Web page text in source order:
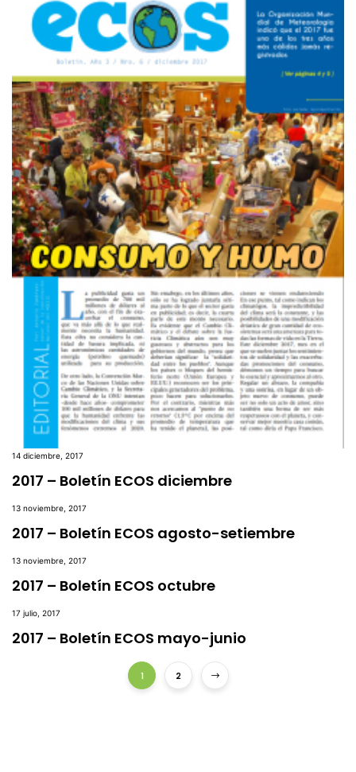
14 diciembre, 2017
2017 – Boletín ECOS diciembre
13 noviembre, 2017
2017 – Boletín ECOS agosto-setiembre
13 noviembre, 2017
2017 – Boletín ECOS octubre
17 julio, 2017
2017 – Boletín ECOS mayo-junio
1 2